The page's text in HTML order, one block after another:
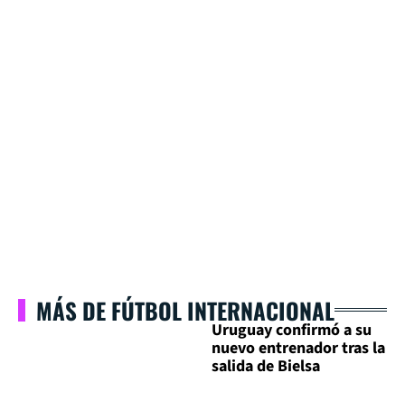
MÁS DE FÚTBOL INTERNACIONAL
Uruguay confirmó a su
nuevo entrenador tras la
salida de Bielsa